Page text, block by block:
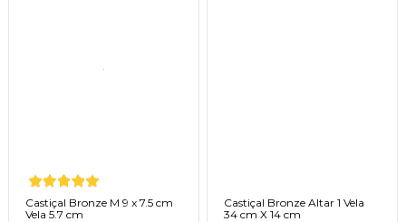
Castiçal Bronze M 9 x 7.5 cm
Vela 5.7 cm
Castiçal Bronze Altar 1 Vela
34 cm X 14 cm